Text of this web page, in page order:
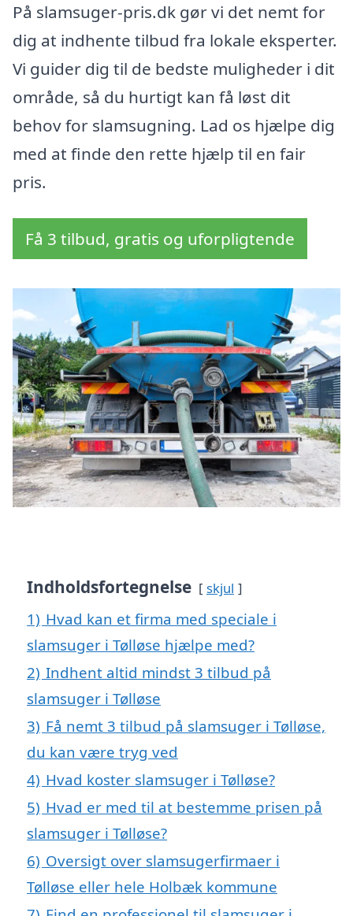
På slamsuger-pris.dk gør vi det nemt for
dig at indhente tilbud fra lokale eksperter.
Vi guider dig til de bedste muligheder i dit
område, så du hurtigt kan få løst dit
behov for slamsugning. Lad os hjælpe dig
med at finde den rette hjælp til en fair
pris.
Få 3 tilbud, gratis og uforpligtende
Indholdsfortegnelse skjul
1) Hvad kan et firma med speciale i
slamsuger i Tølløse hjælpe med?
2) Indhent altid mindst 3 tilbud på
slamsuger i Tølløse
3) Få nemt 3 tilbud på slamsuger i Tølløse,
du kan være tryg ved
4) Hvad koster slamsuger i Tølløse?
5) Hvad er med til at bestemme prisen på
slamsuger i Tølløse?
6) Oversigt over slamsugerfirmaer i
Tølløse eller hele Holbæk kommune